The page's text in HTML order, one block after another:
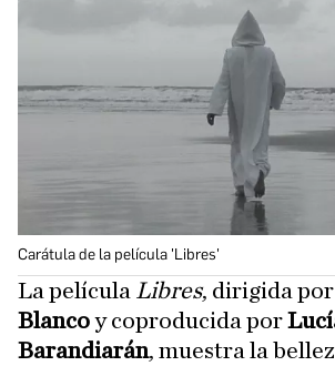
Carátula de la película 'Libres'
La película Libres, dirigida por
Blancoy coproducida por
Barandiarán, muestra la